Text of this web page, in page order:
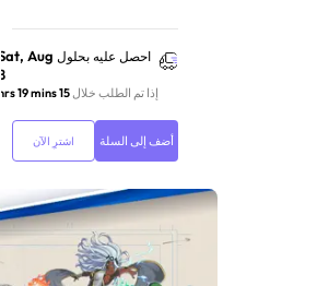
بتصميم ماريو تايم
احصل عليه بحلول Sat, Aug
8
إذا تم الطلب خلال15 hrs 19 mins
أضف إلى السلة اشترِ الآن